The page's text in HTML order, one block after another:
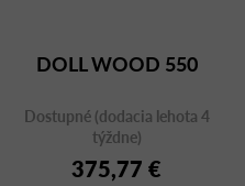
DOLL WOOD 550
Dostupné (dodacia lehota 4
týždne)
375,77 €